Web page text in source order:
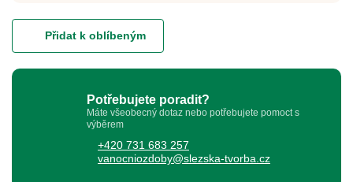
Přidat k oblíbeným
Potřebujete poradit?
Máte všeobecný dotaz nebo potřebujete pomoct s
výběrem
+420 731 683 257
vanocniozdoby@slezska-tvorba.cz